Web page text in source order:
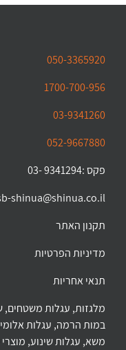
050-3365920
1700-700-956
03-9341260
052-9667880
פקס :9341294 -03
shinua@shinua.co.il
תקנון האתר
מדיניות הפרטיות
תנאי אחריות
מלגזות, עגלות משטחים,
במות הרמה, עגלות
משא, עגלות שינוע,